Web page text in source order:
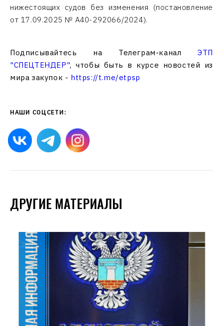
нижестоящих судов без изменения (постановление
от 17.09.2025 № А40-292066/2024).
Подписывайтесь на Телеграм-каналЭТП
"СПЕЦТЕНДЕР", чтобы быть в курсе новостей из
мира закупок - https://t.me/etpsp
НАШИ СОЦСЕТИ:
ДРУГИЕ МАТЕРИАЛЫ